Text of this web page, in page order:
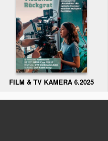
FILM & TV KAMERA 6.2025